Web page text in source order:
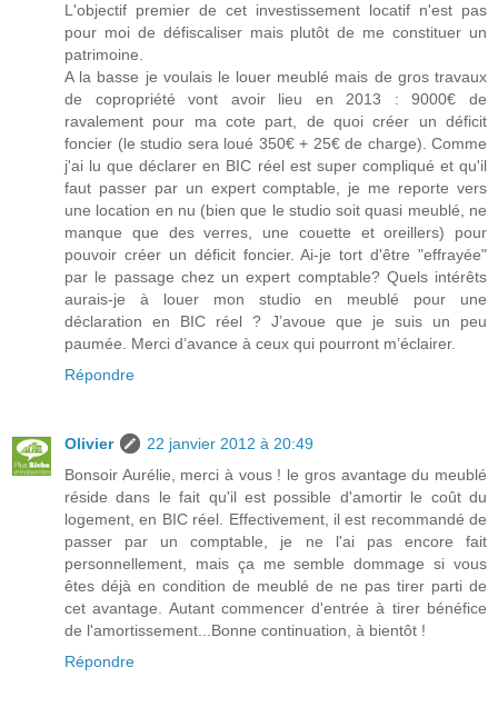
L'objectif premier de cet investissement locatif n'est pas
pour moi de défiscaliser mais plutôt de me constituer un
patrimoine.
A la basse je voulais le louer meublé mais de gros travaux
de copropriété vont avoir lieu en 2013 : 9000€ de
ravalement pour ma cote part, de quoi créer un déficit
foncier (le studio sera loué 350€ + 25€ de charge). Comme
j'ai lu que déclarer en BIC réel est super compliqué et qu'il
faut passer par un expert comptable, je me reporte vers
une location en nu (bien que le studio soit quasi meublé, ne
manque que des verres, une couette et oreillers) pour
pouvoir créer un déficit foncier. Ai-je tort d'être "effrayée"
par le passage chez un expert comptable? Quels intérêts
aurais-je à louer mon studio en meublé pour une
déclaration en BIC réel ? J’avoue que je suis un peu
paumée. Merci d’avance à ceux qui pourront m’éclairer.
Répondre
Olivier
22 janvier 2012 à 20:49
Bonsoir Aurélie, merci à vous ! le gros avantage du meublé
réside dans le fait qu'il est possible d'amortir le coût du
logement, en BIC réel. Effectivement, il est recommandé de
passer par un comptable, je ne l'ai pas encore fait
personnellement, mais ça me semble dommage si vous
êtes déjà en condition de meublé de ne pas tirer parti de
cet avantage. Autant commencer d'entrée à tirer bénéfice
de l'amortissement...Bonne continuation, à bientôt !
Répondre